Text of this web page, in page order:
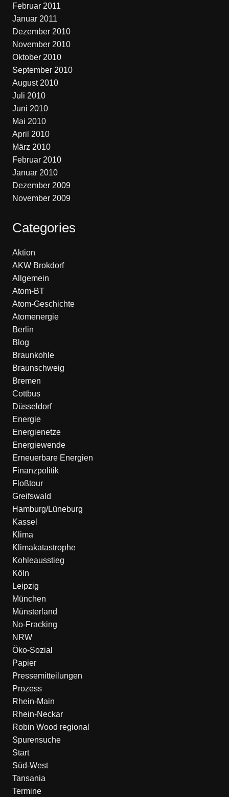
Februar 2011
Januar 2011
Dezember 2010
November 2010
Oktober 2010
September 2010
August 2010
Juli 2010
Juni 2010
Mai 2010
April 2010
März 2010
Februar 2010
Januar 2010
Dezember 2009
November 2009
Categories
Aktion
AKW Brokdorf
Allgemein
Atom-BT
Atom-Geschichte
Atomenergie
Berlin
Blog
Braunkohle
Braunschweig
Bremen
Cottbus
Düsseldorf
Energie
Energienetze
Energiewende
Erneuerbare Energien
Finanzpolitik
Floßtour
Greifswald
Hamburg/Lüneburg
Kassel
Klima
Klimakatastrophe
Kohleausstieg
Köln
Leipzig
München
Münsterland
No-Fracking
NRW
Öko-Sozial
Papier
Pressemitteilungen
Prozess
Rhein-Main
Rhein-Neckar
Robin Wood regional
Spurensuche
Start
Süd-West
Tansania
Termine